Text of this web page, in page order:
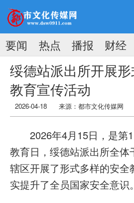
要闻 热点 播报 财经
绥德站派出所开展
教育宣传活动
2026-04-18 来源： 都市文化传媒网
2026年4月15日，是第
教育日，绥德站派出所全体
辖区开展了形式多样的安全
实提升了全员国家安全意识。